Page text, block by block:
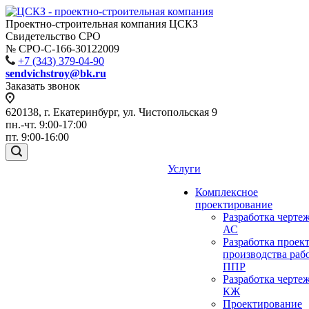
Проектно-строительная компания ЦСКЗ
Свидетельство СРО
№ СРО-С-166-30122009
+7 (343) 379-04-90
sendvichstroy@bk.ru
Заказать звонок
620138, г. Екатеринбург, ул. Чистопольская 9
пн.-чт. 9:00-17:00
пт. 9:00-16:00
Услуги
Комплексное
проектирование
Разработка
АС
Разработка
производства
ППР
Разработка
КЖ
Проектирование